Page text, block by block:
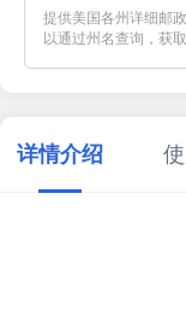
提供美国各州详细邮
以通过州名查询，获
详情介绍